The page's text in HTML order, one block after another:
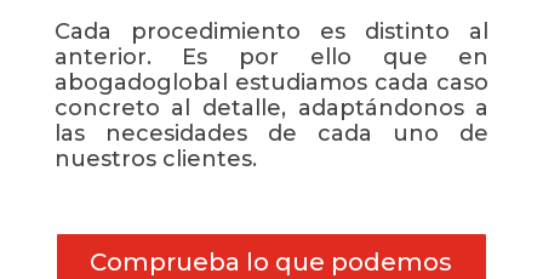
Cada procedimiento es distinto al
anterior. Es por ello que en
abogadoglobal estudiamos cada caso
concreto al detalle, adaptándonos a
las necesidades de cada uno de
nuestros clientes.
Comprueba lo que podemos